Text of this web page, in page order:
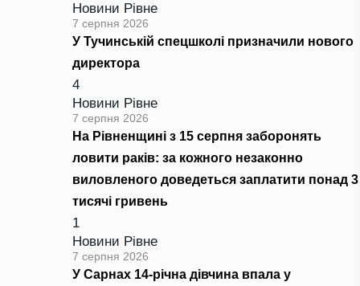
Новини Рівне
7 серпня 2026
У Тучинській спецшколі призначили нового
директора
4
Новини Рівне
7 серпня 2026
На Рівненщині з 15 серпня заборонять
ловити раків: за кожного незаконно
виловленого доведеться заплатити понад 3
тисячі гривень
1
Новини Рівне
7 серпня 2026
У Сарнах 14-річна дівчина впала у